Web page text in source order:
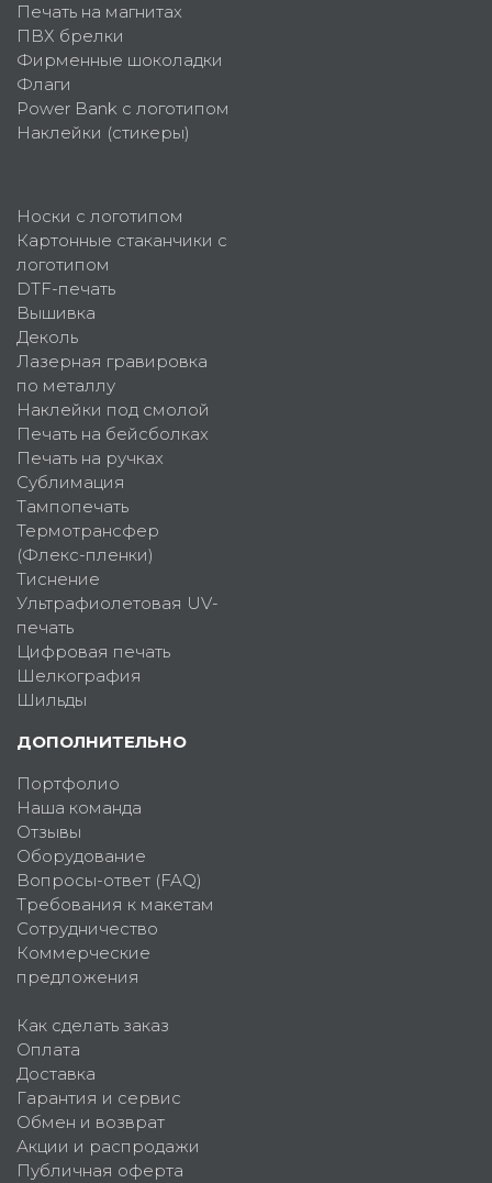
Печать на магнитах
ПВХ брелки
Фирменные шоколадки
Флаги
Power Bank с логотипом
Наклейки (стикеры)
Носки с логотипом
Картонные стаканчики с
логотипом
DTF-печать
Вышивка
Деколь
Лазерная гравировка
по металлу
Наклейки под смолой
Печать на бейсболках
Печать на ручках
Сублимация
Тампопечать
Термотрансфер
(Флекс-пленки)
Тиснение
Ультрафиолетовая UV-
печать
Цифровая печать
Шелкография
Шильды
ДОПОЛНИТЕЛЬНО
Портфолио
Наша команда
Отзывы
Оборудование
Вопросы-ответ (FAQ)
Требования к макетам
Сотрудничество
Коммерческие
предложения
Как сделать заказ
Оплата
Доставка
Гарантия и сервис
Обмен и возврат
Акции и распродажи
Публичная оферта